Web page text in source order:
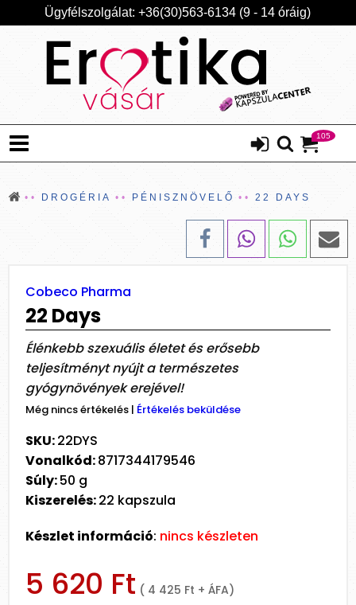
Ügyfélszolgálat: +36(30)563-6134 (9 - 14 óráig)
105
DROGÉRIA PÉNISZNÖVELŐ 22 DAYS
Cobeco Pharma
22 Days
Élénkebb szexuális életet és erősebb
teljesítményt nyújt a természetes
gyógynövények erejével!
Még nincs értékelés | Értékelés beküldése
SKU:22DYS
Vonalkód:8717344179546
Súly:50 g
Kiszerelés:22 kapszula
Készlet információ: nincs készleten
5 620 Ft ( 4 425 Ft + ÁFA)